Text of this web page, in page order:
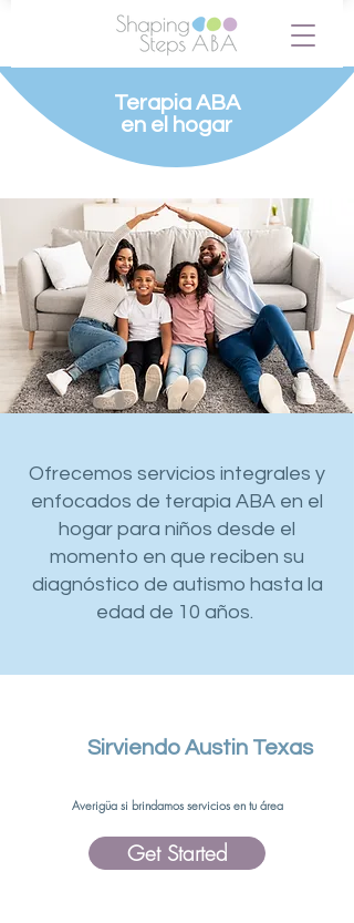
Terapia ABA
en el hogar
Ofrecemos servicios integrales y
enfocados de terapia ABA en el
hogar para niños desde el
momento en que reciben su
diagnóstico de autismo hasta la
edad de 10 años.
Sirviendo Austin Texas
Averigüa si brindamos servicios en tu área
Get Started